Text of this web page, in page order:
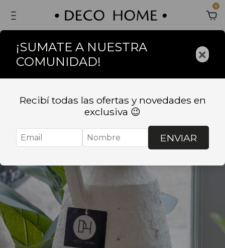
0
¡SUMATE A NUESTRA
COMUNIDAD!
×
Recibí todas las ofertas y novedades en
exclusiva 😉
ENVIAR